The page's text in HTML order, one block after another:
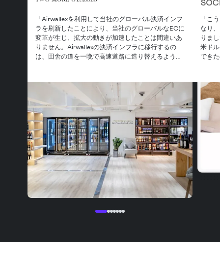
「Airwallexを利用して当社のグローバル決済インフ
ラを刷新したことにより、当社のグローバルなECに
変革が生じ、拡大の動きが加速したことは間違いあ
りません。Airwallexの決済インフラに移行するの
は、田舎の道を一晩で高速道路に造り替えるような
「こ
なり
りま
米ド
でき